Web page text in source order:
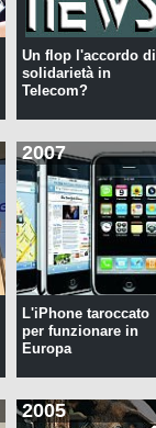
Un flop l'accordo di
solidarietà in
Telecom?
2007
L'iPhone taroccato
per funzionare in
Europa
2005